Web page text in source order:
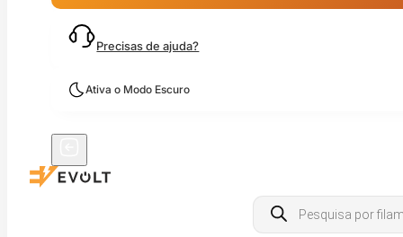
Precisas de ajuda?
Ativa o Modo Escuro
Products
search